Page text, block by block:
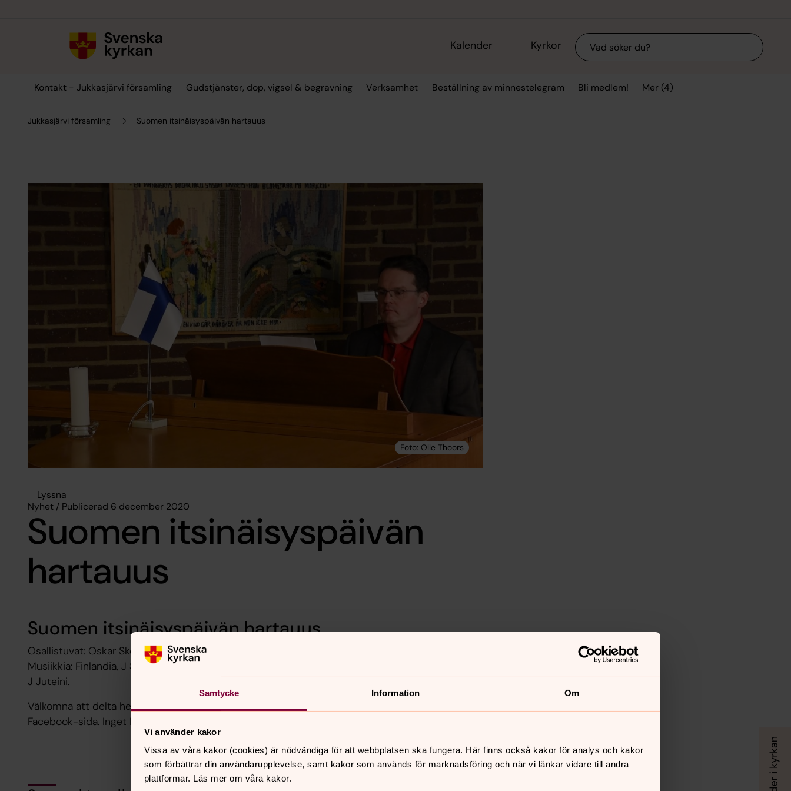
Samtycke Information Om
Vi använder kakor
Vissa av våra kakor (cookies) är nödvändiga för att webbplatsen ska fungera. Här finns också kakor för analys och kakor
som förbättrar din användarupplevelse, samt kakor som används för marknadsföring och när vi länkar vidare till andra
plattformar. Läs mer om våra kakor.
Kalender Kyrkor Sök
Kontakt - Jukkasjärvi församling Gudstjänster, dop, vigsel & begravning Verksamhet Beställning av minnestelegram Bli medlem! Mer (4)
Jukkasjärvi församling Suomen itsinäisyspäivän hartauus
Lyssna
Nyhet / Publicerad 6 december 2020
Suomen itsinäisyspäivän
hartauus
Suomen itsinäisyspäivän hartauus
Osallistuvat: Oskar Skoglind, Magnus Lundgren, Svenska kyrkan, Kiruna pastorat
Musiikkia: Finlandia, J Sibelius, Täällä pohjantähten alla, P Laaksonen, Suomen kansan laulu,
J Juteini.
Välkomna att delta hemifrån via Jukkasjärvi församlings
Facebook-sida. Inget Facebook-konto behövs för att se sändningen.